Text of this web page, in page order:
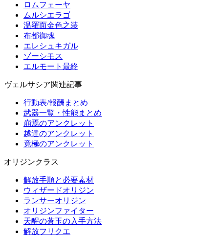
ロムフェーヤ
ムルシエラゴ
温羅面金色之装
布都御魂
エレシュキガル
ゾーシモス
エルモート最終
ヴェルサシア関連記事
行動表/報酬まとめ
武器一覧・性能まとめ
崩焉のアンクレット
越達のアンクレット
竟極のアンクレット
オリジンクラス
解放手順と必要素材
ウィザードオリジン
ランサーオリジン
オリジンファイター
天醒の蒼玉の入手方法
解放フリクエ